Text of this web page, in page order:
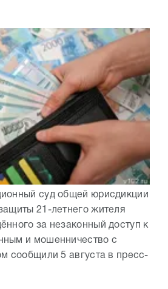
суд общей юрисдикции
21-летнего жителя
за незаконный доступ к
и мошенничество с
сообщили 5 августа в пресс-